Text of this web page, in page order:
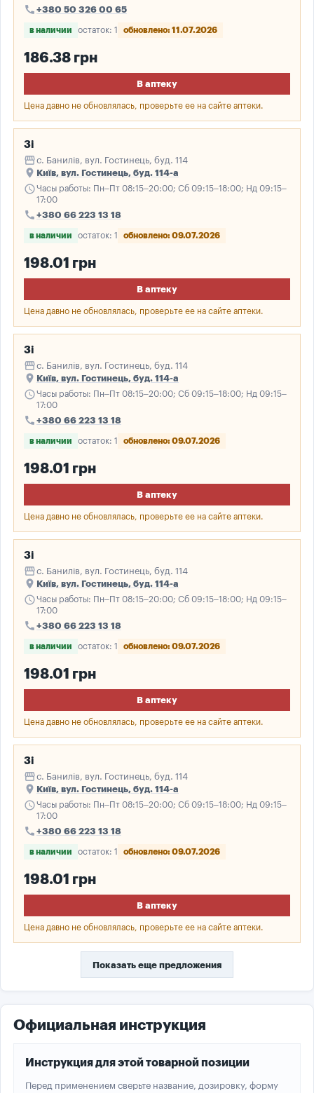
call +380 50 326 00 65
в наличии остаток: 1 обновлено: 11.07.2026
186.38 грн
В аптеку
Цена давно не обновлялась, проверьте ее на сайте аптеки.
3і
storefrontс. Банилів, вул. Гостинець, буд. 114
place Київ, вул. Гостинець, буд. 114-а
scheduleЧасы работы: Пн–Пт 08:15–20:00; Сб 09:15–18:00; Нд 09:15–
17:00
call +380 66 223 13 18
в наличии остаток: 1 обновлено: 09.07.2026
198.01 грн
В аптеку
Цена давно не обновлялась, проверьте ее на сайте аптеки.
3і
storefrontс. Банилів, вул. Гостинець, буд. 114
place Київ, вул. Гостинець, буд. 114-а
scheduleЧасы работы: Пн–Пт 08:15–20:00; Сб 09:15–18:00; Нд 09:15–
17:00
call +380 66 223 13 18
в наличии остаток: 1 обновлено: 09.07.2026
198.01 грн
В аптеку
Цена давно не обновлялась, проверьте ее на сайте аптеки.
3і
storefrontс. Банилів, вул. Гостинець, буд. 114
place Київ, вул. Гостинець, буд. 114-а
scheduleЧасы работы: Пн–Пт 08:15–20:00; Сб 09:15–18:00; Нд 09:15–
17:00
call +380 66 223 13 18
в наличии остаток: 1 обновлено: 09.07.2026
198.01 грн
В аптеку
Цена давно не обновлялась, проверьте ее на сайте аптеки.
3і
storefrontс. Банилів, вул. Гостинець, буд. 114
place Київ, вул. Гостинець, буд. 114-а
scheduleЧасы работы: Пн–Пт 08:15–20:00; Сб 09:15–18:00; Нд 09:15–
17:00
call +380 66 223 13 18
в наличии остаток: 1 обновлено: 09.07.2026
198.01 грн
В аптеку
Цена давно не обновлялась, проверьте ее на сайте аптеки.
Показать еще предложения
Официальная инструкция
Инструкция для этой товарной позиции
Перед применением сверьте название, дозировку, форму